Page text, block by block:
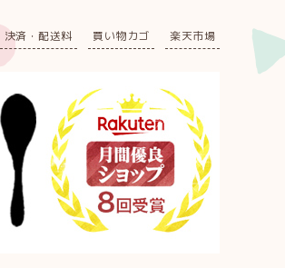
決済・配送料 買い物カゴ 楽天市場